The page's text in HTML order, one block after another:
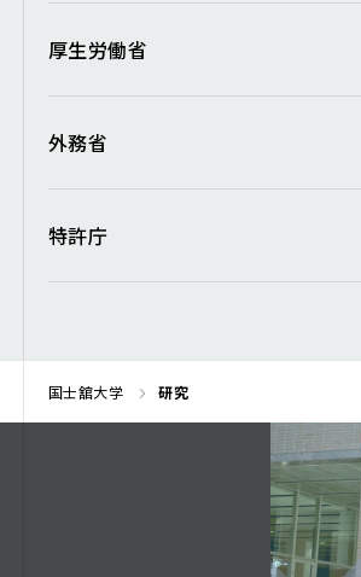
厚生労働省
外務省
特許庁
国士舘大学 研究